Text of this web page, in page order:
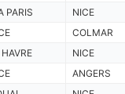
PARIS NICE
COLMAR
HAVRE NICE
ANGERS